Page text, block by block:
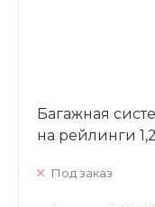
Багажная
на рейлинги
Под заказ